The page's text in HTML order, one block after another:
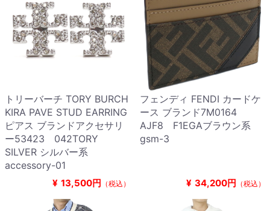
トリーバーチ TORY BURCH
KIRA PAVE STUD EARRING
ピアス ブランドアクセサリ
ー53423 042TORY
SILVER シルバー系
accessory-01
¥ 13,500円 （税込）
フェンディ FENDI カードケ
ース ブランド7M0164
AJF8 F1EGAブラウン系
gsm-3
¥ 34,200円 （税込）